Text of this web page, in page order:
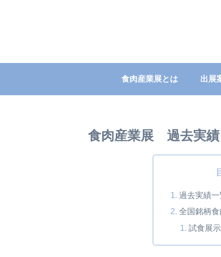
食肉産業展とは 出展
食肉産業展 過去実績
過去実績一
全国銘柄
試食展